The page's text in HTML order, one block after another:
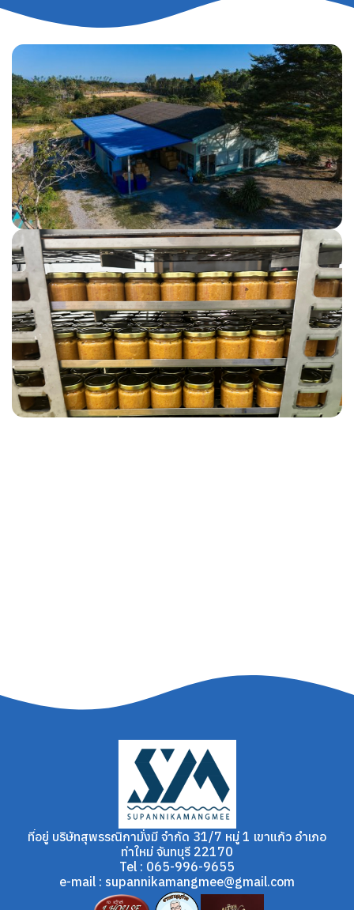
ที่อยู่ บริษัทสุพรรณิกามั่งมี จำกัด 31/7 หมู่ 1 เขาแก้ว อำเภอ
ท่าใหม่ จันทบุรี 22170
Tel : 065-996-9655
e-mail : supannikamangmee@gmail.com